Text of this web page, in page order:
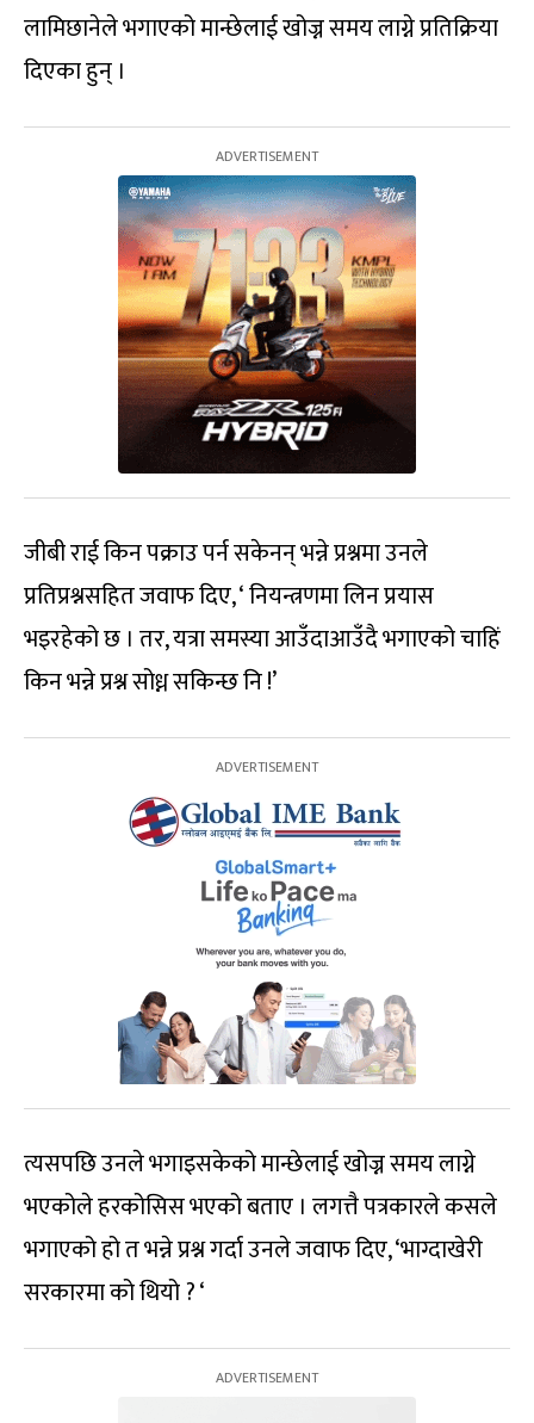
लामिछानेले भगाएको मान्छेलाई खोज्न समय लाग्ने प्रतिक्रिया
दिएका हुन् ।
जीबी राई किन पक्राउ पर्न सकेनन् भन्ने प्रश्नमा उनले
प्रतिप्रश्नसहित जवाफ दिए, ‘ नियन्त्रणमा लिन प्रयास
भइरहेको छ । तर, यत्रा समस्या आउँदाआउँदै भगाएको चाहिं
किन भन्ने प्रश्न सोध्न सकिन्छ नि !’
त्यसपछि उनले भगाइसकेको मान्छेलाई खोज्न समय लाग्ने
भएकोले हरकोसिस भएको बताए । लगत्तै पत्रकारले कसले
भगाएको हो त भन्ने प्रश्न गर्दा उनले जवाफ दिए, ‘भाग्दाखेरी
सरकारमा को थियो ? ‘